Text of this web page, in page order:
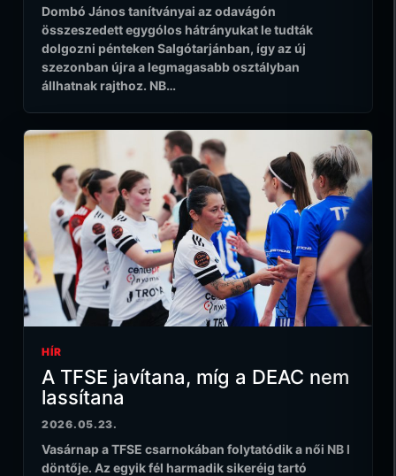
Dombó János tanítványai az odavágón
összeszedett egygólos hátrányukat le tudták
dolgozni pénteken Salgótarjánban, így az új
szezonban újra a legmagasabb osztályban
állhatnak rajthoz. NB…
HÍR
A TFSE javítana, míg a DEAC nem
lassítana
2026.05.23.
Vasárnap a TFSE csarnokában folytatódik a női NB I
döntője. Az egyik fél harmadik sikeréig tartó